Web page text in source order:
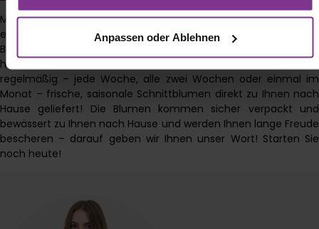
Ihr Verhalten in unserem Shop an unseren Partner, die
Deutschland), die diese Daten Ihnen nicht persönlich
zuordnen kann, sie aber zu eigenen Zwecken (z.B.
Produktverbesserungen, Marktverhaltensanalysen)
verarbeiten darf.
Anpassen oder Ablehnen
Mit diesem Set haben Sie alle wichtigen Hilfsmittel direkt in
einem Paket zusammen! Entdecken Sie jetzt den
Blumenversand von BLOOMY DAYS und bestellen Sie noch
heute Ihr BLOOMY DAYS Blumenabo! Damit erhalten Sie
regelmäßig – jede Woche, alle zwei Wochen oder einmal im
Monat – frische, saisonale Schnittblumen direkt zu Ihnen nach
Hause geliefert! Die Blumen kommen sicher verpackt und
bewässert zu Ihnen nach Hause und werden Ihnen lange Freude
bescheren – darauf geben wir Ihnen unser Wort! Starten Sie
noch heute!